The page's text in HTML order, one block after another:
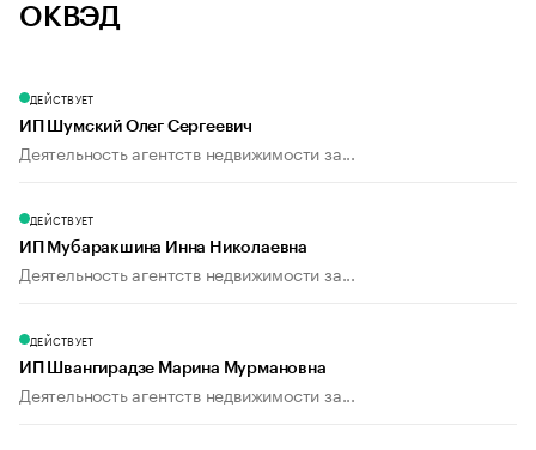
ОКВЭД
ДЕЙСТВУЕТ
ИП Шумский Олег Сергеевич
Деятельность агентств недвижимости за...
ДЕЙСТВУЕТ
ИП Мубаракшина Инна Николаевна
Деятельность агентств недвижимости за...
ДЕЙСТВУЕТ
ИП Швангирадзе Марина Мурмановна
Деятельность агентств недвижимости за...